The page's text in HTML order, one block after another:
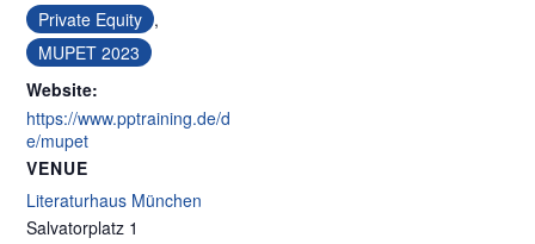
Private Equity ,
MUPET 2023
Website:
https://www.pptraining.de/d
e/mupet
VENUE
Literaturhaus München
Salvatorplatz 1